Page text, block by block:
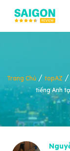
Trang Chủ / topAZ /
tiếng Anh